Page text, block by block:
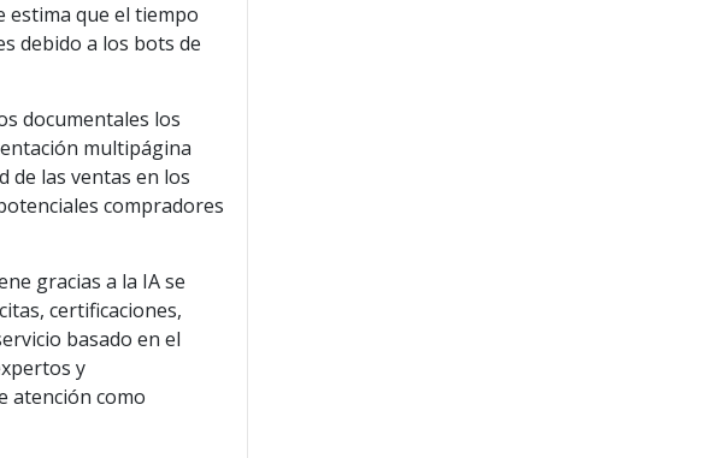
estima que el tiempo
debido a los bots de
documentales los
multipágina
de las ventas en los
compradores
gracias a la IA se
certificaciones,
basado en el
y
atención como